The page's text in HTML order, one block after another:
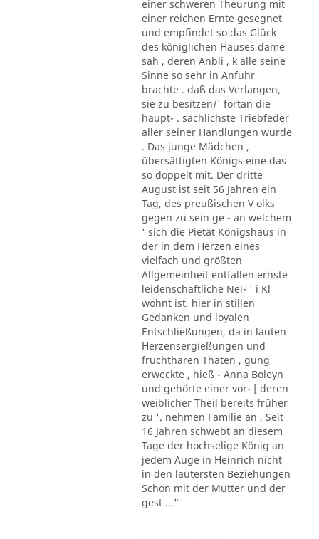
einer schweren Theurung mit
einer reichen Ernte gesegnet
und empfindet so das Glück
des königlichen Hauses dame
sah , deren Anbli , k alle seine
Sinne so sehr in Anfuhr
brachte . daß das Verlangen,
sie zu besitzen/' fortan die
haupt- . sächlichste Triebfeder
aller seiner Handlungen wurde
. Das junge Mädchen ,
übersättigten Königs eine das
so doppelt mit. Der dritte
August ist seit 56 Jahren ein
Tag, des preußischen V olks
gegen zu sein ge - an welchem
' sich die Pietät Königshaus in
der in dem Herzen eines
vielfach und größten
Allgemeinheit entfallen ernste
leidenschaftliche Nei- ' i Kl
wöhnt ist, hier in stillen
Gedanken und loyalen
Entschließungen, da in lauten
Herzensergießungen und
fruchtharen Thaten , gung
erweckte , hieß - Anna Boleyn
und gehörte einer vor- [ deren
weiblicher Theil bereits früher
zu '. nehmen Familie an , Seit
16 Jahren schwebt an diesem
Tage der hochselige König an
jedem Auge in Heinrich nicht
in den lautersten Beziehungen
Schon mit der Mutter und der
gest ..."